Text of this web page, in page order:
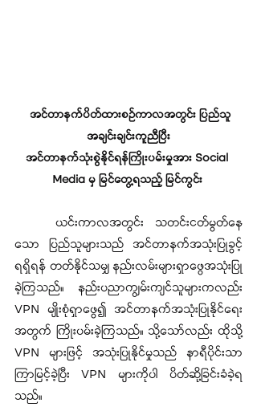
အင်တာနက်ပိတ်ထားစဉ်ကာလအတွင်း ပြည်သူ
အချင်းချင်းကူညီပြီး
အင်တာနက်သုံးစွဲနိုင်ရန်ကြိုးပမ်းမှုအား Social
Media မှ မြင်တွေ့ရသည့် မြင်ကွင်း
ယင်းကာလအတွင်း သတင်းငတ်မွတ်နေ
သော ပြည်သူများသည် အင်တာနက်အသုံးပြုခွင့်
ရရှိရန် တတ်နိုင်သမျှ နည်းလမ်းများရှာဖွေအသုံးပြု
ခဲ့ကြသည်။ နည်းပညာကျွမ်းကျင်သူများကလည်း
VPN မျိုးစုံရှာဖွေ၍ အင်တာနက်အသုံးပြုနိုင်ရေး
အတွက် ကြိုးပမ်းခဲ့ကြသည်။ သို့သော်လည်း ထိုသို့
VPN များဖြင့် အသုံးပြုနိုင်မှုသည် နာရီပိုင်းသာ
ကြာမြင့်ခဲ့ပြီး VPN များကိုပါ ပိတ်ဆို့ခြင်းခံခဲ့ရ
သည်။